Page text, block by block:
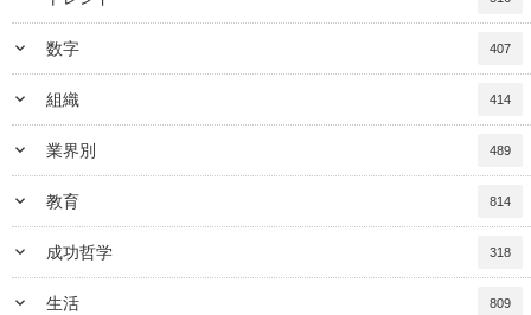
keyboard_arrow_down 数字 407
keyboard_arrow_down 組織 414
keyboard_arrow_down 業界別 489
keyboard_arrow_down 教育 814
keyboard_arrow_down 成功哲学 318
keyboard_arrow_down 生活 809